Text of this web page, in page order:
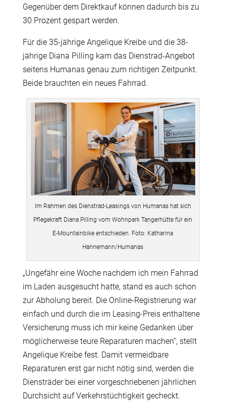
Gegenüber dem Direktkauf können dadurch bis zu
30 Prozent gespart werden.
Für die 35-jährige Angelique Kreibe und die 38-
jährige Diana Pilling kam das Dienstrad-Angebot
seitens Humanas genau zum richtigen Zeitpunkt.
Beide brauchten ein neues Fahrrad.
Im Rahmen des Dienstrad-Leasings von Humanas hat sich
Pflegekraft Diana Pilling vom Wohnpark Tangerhütte für ein
E-Mountainbike entschieden. Foto: Katharina
Hannemann/Humanas
„Ungefähr eine Woche nachdem ich mein Fahrrad
im Laden ausgesucht hatte, stand es auch schon
zur Abholung bereit. Die Online-Registrierung war
einfach und durch die im Leasing-Preis enthaltene
Versicherung muss ich mir keine Gedanken über
möglicherweise teure Reparaturen machen“, stellt
Angelique Kreibe fest. Damit vermeidbare
Reparaturen erst gar nicht nötig sind, werden die
Diensträder bei einer vorgeschriebenen jährlichen
Durchsicht auf Verkehrstüchtigkeit gecheckt.